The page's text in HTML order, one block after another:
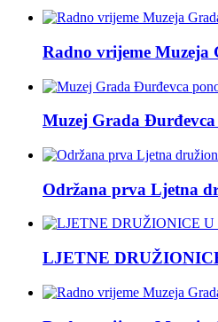
Radno vrijeme Muzeja
Muzej Grada
Održana prva Ljetna
LJETNE